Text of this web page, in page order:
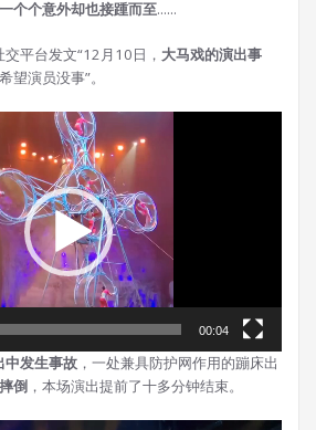
一个个意外却也接踵而至......
平台发文“12月10日， 大马戏的演出事
望演员没事”。
00:04
中发生事故 ，一处兼具防护网作用的蹦床出
倒 ，本场演出提前了十多分钟结束。